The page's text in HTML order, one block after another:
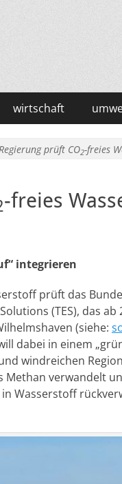
wirtschaft
prüft CO2-freies
-freies
integrieren
prüft das
(TES), das
(siehe:
dabei in einem
windreichen
Methan verwandelt
Wasserstoff